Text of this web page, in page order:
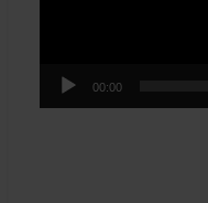
00:00